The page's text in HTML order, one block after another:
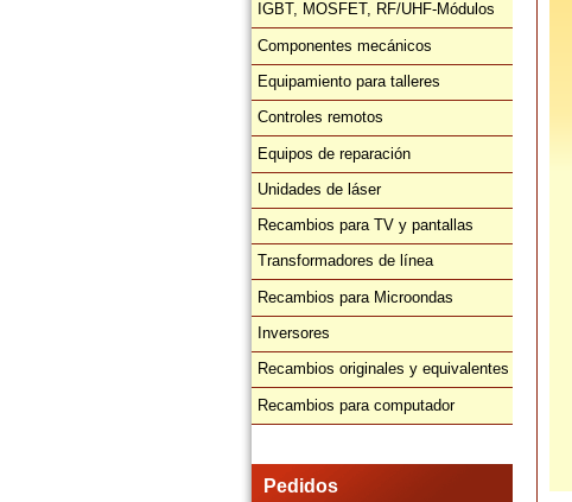
IGBT, MOSFET, RF/UHF-Módulos
Componentes mecánicos
Equipamiento para talleres
Controles remotos
Equipos de reparación
Unidades de láser
Recambios para TV y pantallas
Transformadores de línea
Recambios para Microondas
Inversores
Recambios originales y equivalentes
Recambios para computador
Pedidos